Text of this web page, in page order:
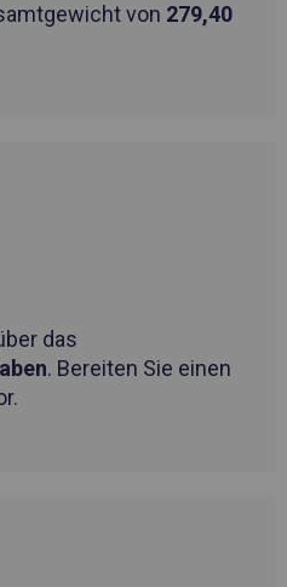
von 279,40
das
. Bereiten Sie einen